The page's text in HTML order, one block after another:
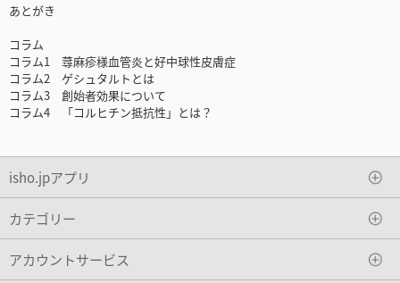
あとがき
コラム
コラム1 蕁麻疹様血管炎と好中球性皮膚症
コラム2 ゲシュタルトとは
コラム3 創始者効果について
コラム4 「コルヒチン抵抗性」とは？
isho.jpアプリ
カテゴリー
アカウントサービス